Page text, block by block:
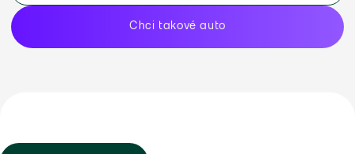
Chci takové auto